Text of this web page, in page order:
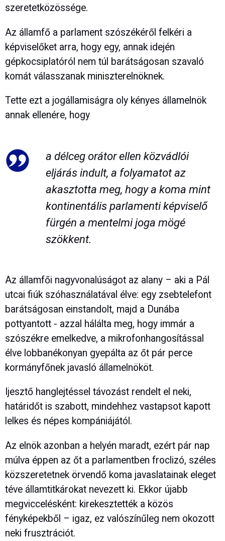
szeretetközössége.
Az államfő a parlament szószékéről felkéri a
képviselőket arra, hogy egy, annak idején
gépkocsiplatóról nem túl barátságosan szavaló
komát válasszanak miniszterelnöknek.
Tette ezt a jogállamiságra oly kényes államelnök
annak ellenére, hogy
a délceg orátor ellen közvádlói
eljárás indult, a folyamatot az
akasztotta meg, hogy a koma mint
kontinentális parlamenti képviselő
fürgén a mentelmi joga mögé
szökkent.
Az államfői nagyvonalúságot az alany – aki a Pál
utcai fiúk szóhasználatával élve: egy zsebtelefont
barátságosan einstandolt, majd a Dunába
pottyantott - azzal hálálta meg, hogy immár a
szószékre emelkedve, a mikrofonhangosítással
élve lobbanékonyan gyepálta az őt pár perce
kormányfőnek javasló államelnököt.
Ijesztő hanglejtéssel távozást rendelt el neki,
határidőt is szabott, mindehhez vastapsot kapott
lelkes és népes kompániájától.
Az elnök azonban a helyén maradt, ezért pár nap
múlva éppen az őt a parlamentben froclizó, széles
közszeretetnek örvendő koma javaslatainak eleget
téve államtitkárokat nevezett ki. Ekkor újabb
megviccelésként: kirekesztették a közös
fényképekből – igaz, ez valószínűleg nem okozott
neki frusztrációt.